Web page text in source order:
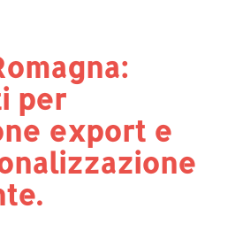
per
export e